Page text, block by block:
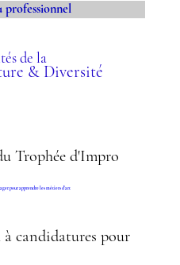
DU
de la
& Diversité
Trophée d'Impro
à candidatures pour